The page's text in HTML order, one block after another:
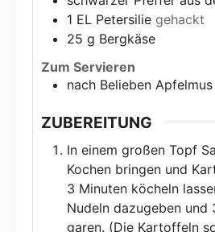
1 EL Petersilie gehackt
25 g Bergkäse
Zum Servieren
nach Belieben Apfelmus
ZUBEREITUNG
In einem großen Topf
Kochen bringen und
3 Minuten köcheln
Nudeln dazugeben
garen. (Die Kartoffeln